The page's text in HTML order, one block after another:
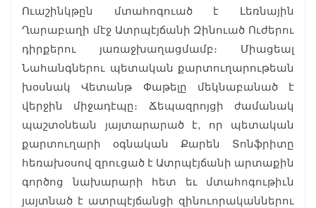
Ուաշինկթըն մտահոգուած է Լեռնային
Ղարաբաղի մէջ Ատրպէյճանի Զինուած Ուժերու
դիրքերու յառաջխաղացմամբ։ Միացեալ
Նահանգներու պետական քարտուղարութեան
խօսնակ Վետանթ Փաթելը մեկնաբանած է
վերջին միջադէպը։ Ճեպազրոյցի ժամանակ
պաշտօնեան յայտարարած է, որ պետական
քարտուղարի օգնական Քարեն Տոնֆրիտը
հեռախօսով զրուցած է Ատրպէյճանի արտաքին
գործոց նախարարի հետ եւ մտահոգութիւն
յայտնած է ատրպէյճանցի զինուորականներու